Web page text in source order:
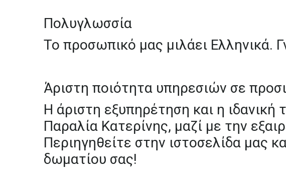
Πολυγλωσσία
Το προσωπικό μας μιλάει Ελληνικά.
Άριστη ποιότητα υπηρεσιών σε
Η άριστη εξυπηρέτηση και η ιδανική
Παραλία Κατερίνης, μαζί με την
Περιηγηθείτε στην ιστοσελίδα μας
δωματίου σας!